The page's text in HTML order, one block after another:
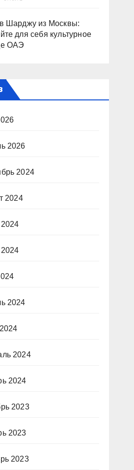
Шарджу из Москвы:
для себя культурное
ОАЭ
2026
2024
2024
2024
2024
2024
2023
2023
2023